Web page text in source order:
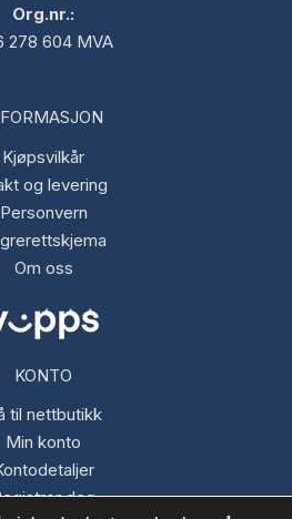
Org.nr.:
278 604 MVA
Kjøpsvilkår
og levering
Personvern
Om oss
KONTO
til nettbutikk
Min konto
deg